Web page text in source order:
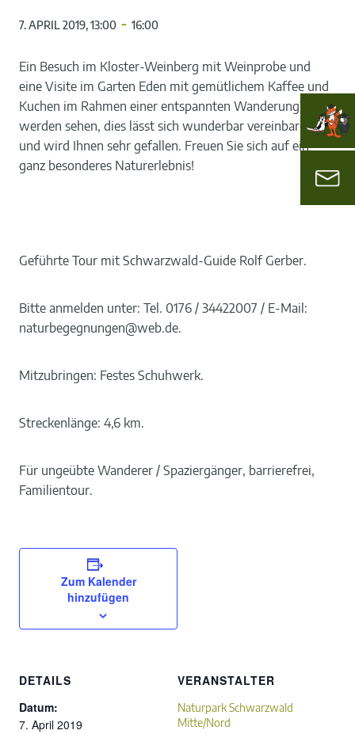
7. APRIL 2019, 13:00 - 16:00
Ein Besuch im Kloster-Weinberg mit Weinprobe und
eine Visite im Garten Eden mit gemütlichem Kaffee und
Kuchen im Rahmen einer entspannten Wanderung? Sie
werden sehen, dies lässt sich wunderbar vereinbaren
und wird Ihnen sehr gefallen. Freuen Sie sich auf ein
ganz besonderes Naturerlebnis!
Geführte Tour mit Schwarzwald-Guide Rolf Gerber.
Bitte anmelden unter: Tel. 0176 / 34422007 / E-Mail:
naturbegegnungen@web.de.
Mitzubringen: Festes Schuhwerk.
Streckenlänge: 4,6 km.
Für ungeübte Wanderer / Spaziergänger, barrierefrei,
Familientour.
Zum Kalender
hinzufügen
DETAILS
Datum:
7. April 2019
VERANSTALTER
Naturpark Schwarzwald
Mitte/Nord